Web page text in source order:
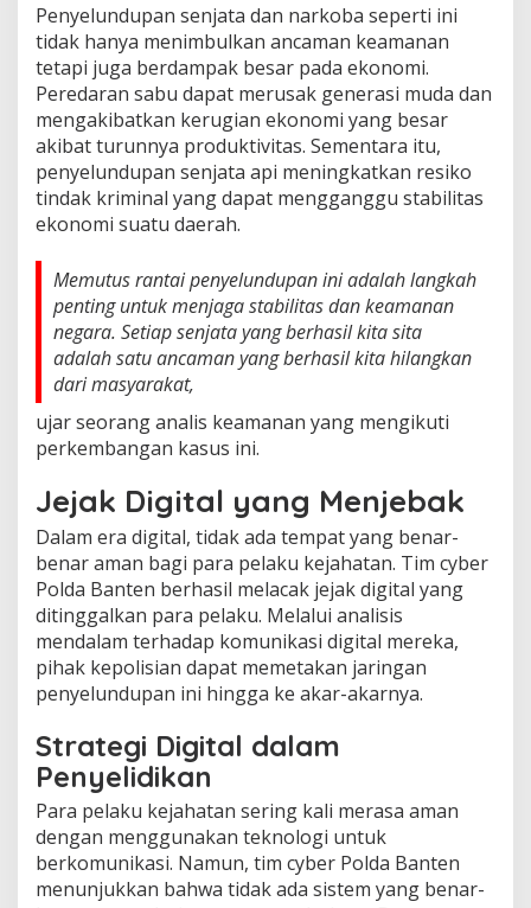
Penyelundupan senjata dan narkoba seperti ini
tidak hanya menimbulkan ancaman keamanan
tetapi juga berdampak besar pada ekonomi.
Peredaran sabu dapat merusak generasi muda dan
mengakibatkan kerugian ekonomi yang besar
akibat turunnya produktivitas. Sementara itu,
penyelundupan senjata api meningkatkan resiko
tindak kriminal yang dapat mengganggu stabilitas
ekonomi suatu daerah.
Memutus rantai penyelundupan ini adalah langkah
penting untuk menjaga stabilitas dan keamanan
negara. Setiap senjata yang berhasil kita sita
adalah satu ancaman yang berhasil kita hilangkan
dari masyarakat,
ujar seorang analis keamanan yang mengikuti
perkembangan kasus ini.
Jejak Digital yang Menjebak
Dalam era digital, tidak ada tempat yang benar-
benar aman bagi para pelaku kejahatan. Tim cyber
Polda Banten berhasil melacak jejak digital yang
ditinggalkan para pelaku. Melalui analisis
mendalam terhadap komunikasi digital mereka,
pihak kepolisian dapat memetakan jaringan
penyelundupan ini hingga ke akar-akarnya.
Strategi Digital dalam
Penyelidikan
Para pelaku kejahatan sering kali merasa aman
dengan menggunakan teknologi untuk
berkomunikasi. Namun, tim cyber Polda Banten
menunjukkan bahwa tidak ada sistem yang benar-